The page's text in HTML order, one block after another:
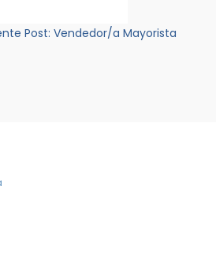
Post: Vendedor/a Mayorista